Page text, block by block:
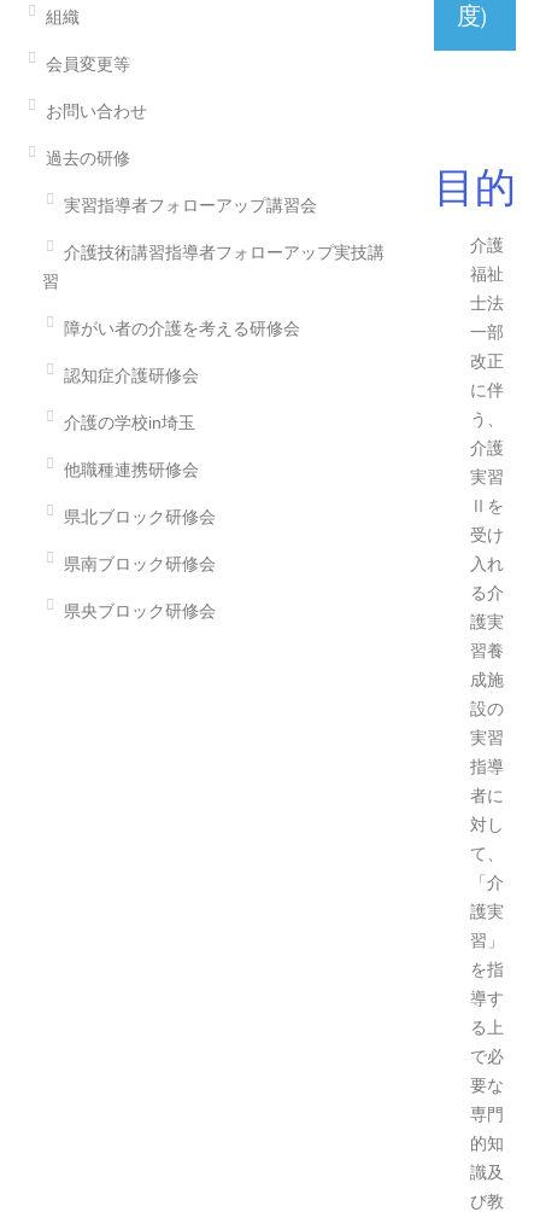
度）
目的
介護
福祉
士法
一部
改正
に伴
う、
介護
実習
Ⅱを
受け
入れ
る介
護実
習養
成施
設の
実習
指導
者に
対し
て、
「介
護実
習」
を指
導す
る上
で必
要な
専門
的知
識及
び教
組織
会員変更等
お問い合わせ
過去の研修
実習指導者フォローアップ講習会
介護技術講習指導者フォローアップ実技講
習
障がい者の介護を考える研修会
認知症介護研修会
介護の学校in埼玉
他職種連携研修会
県北ブロック研修会
県南ブロック研修会
県央ブロック研修会